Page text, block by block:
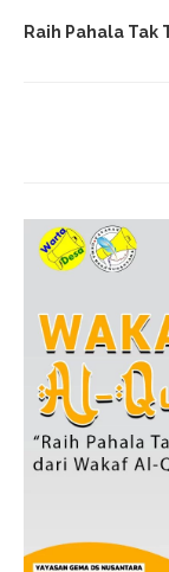
Raih Pahala Tak